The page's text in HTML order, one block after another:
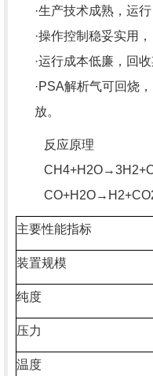
·生产技术成熟，运行
·操作控制稳妥实用
·运行成本低廉，回收
·PSA解析气可回烧
放。
反应原理
主要性能指标
装置规模
纯度
压力
温度